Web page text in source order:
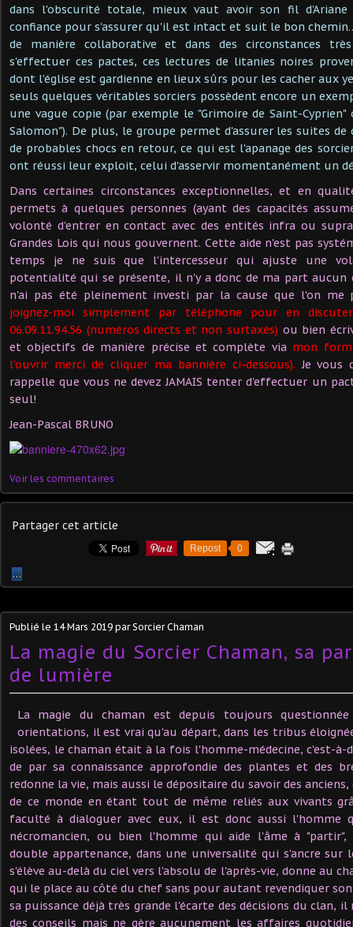
dans l'obscurité totale, mieux vaut avoir son fil d'Ariane
confiance pour s'assurer qu'il est intact et suit le bon
de manière collaborative et dans des circonstances
s'effectuer ces pactes, ces lectures de litanies noires
dont l'église est gardienne en lieux sûrs pour les cacher aux
seuls quelques véritables sorciers possèdent encore un
une vague copie (par exemple le "Grimoire de Saint-
Salomon"). De plus, le groupe permet d'assurer les suites de
de probables chocs en retour, ce qui est l'apanage des
ont réussi leur exploit, celui d'asservir momentanément un
Dans certaines circonstances exceptionnelles, et en
permets à quelques personnes (ayant des capacités
volonté d'entrer en contact avec des entités infra ou
Grandes Lois qui nous gouvernent. Cette aide n'est pas
temps je ne suis que l'intercesseur qui ajuste une
potentialité qui se présente, il n'y a donc de ma part aucun
n'ai pas été pleinement investi par la cause que l'on me
joignez-moi simplement par téléphone pour en discuter
06.09.11.94.56 (numéros directs et non surtaxés) ou bien
et objectifs de manière précise et complète via mon
l'ouvrir merci de cliquer ma bannière ci-dessous). Je vous
rappelle que vous ne devez JAMAIS tenter d'effectuer un
seul!
Jean-Pascal BRUNO
Voir les commentaires
Partager cet article
Repost 0
…
Publié le 14 Mars 2019 par Sorcier Chaman
La magie du Sorcier Chaman, sa
de lumière
La magie du chaman est depuis toujours
orientations, il est vrai qu'au départ, dans les tribus
isolées, le chaman était à la fois l'homme-médecine, c'est-
de par sa connaissance approfondie des plantes et des
redonne la vie, mais aussi le dépositaire du savoir des
de ce monde en étant tout de même reliés aux vivants
faculté à dialoguer avec eux, il est donc aussi l'homme
nécromancien, ou bien l'homme qui aide l'âme à "partir",
double appartenance, dans une universalité qui s'ancre sur
s'élève au-delà du ciel vers l'absolu de l'après-vie, donne au
qui le place au côté du chef sans pour autant revendiquer
sa puissance déjà très grande l'écarte des décisions du clan, il
des conseils mais ne gère aucunement les affaires